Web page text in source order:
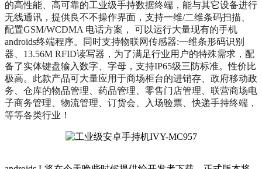
的高性能、高可靠的工业级手持数据终端，能与其它设备进行
无线通讯，提供良不不操作界面，支持一维/二维条码扫描、
配置GSM/WCDMA 电话方案， 可以运行大量现有的手机
androids终端程序。同时支持物联网传感器:一维条形码识别
器、13.56M RFID读写器，为了满足行业用户的特殊需求，配
备了实体键盘输入数字、字母，支持IP65级三防标准。性价比
极高。此款产品可大量应用于商场柜台的进销存、政府移动政
务、仓库的物品管理、药品管理、零售门店管理、联营商场电
子商务管理、物流管理、订货会、入场验票、快递手持终端，
等等各类行业！